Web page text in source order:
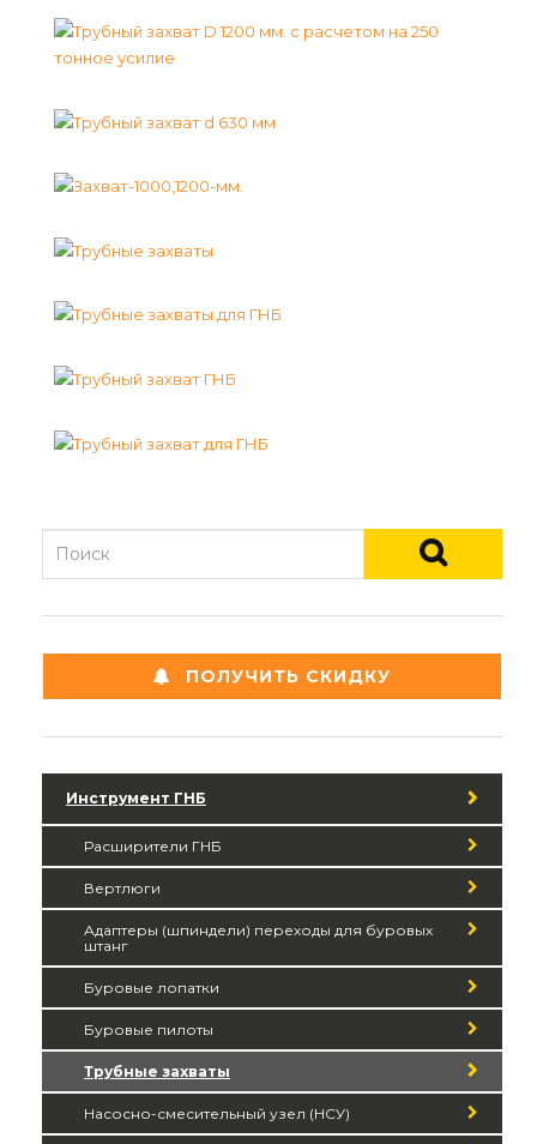
ПОЛУЧИТЬ СКИДКУ
Инструмент ГНБ
Расширители ГНБ
Вертлюги
Адаптеры (шпиндели) переходы для буровых
штанг
Буровые лопатки
Буровые пилоты
Трубные захваты
Насосно-смесительный узел (НСУ)